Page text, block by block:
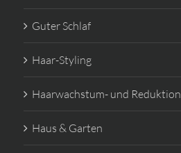
Guter Schlaf
Haar-Styling
Haarwachstum- und Reduktion
Haus & Garten